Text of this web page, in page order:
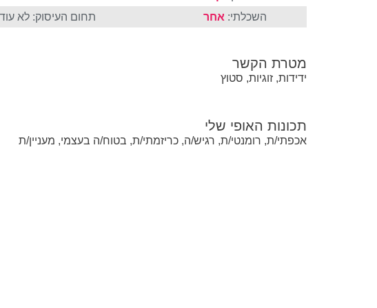
השכלתי: אחר תחום העיסוק: לא
מטרת הקשר
ידידות, זוגיות, סטוץ
תכונות האופי שלי
אכפתי/ת, רומנטי/ת, רגיש/ה, כריזמתי/ת, בטוח/ה בעצמי, מעניין/ת